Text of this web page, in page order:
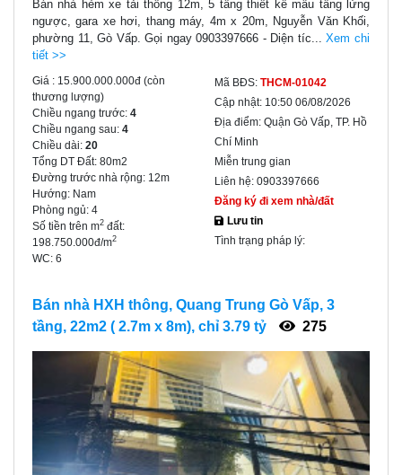
Bán nhà hẻm xe tải thông 12m, 5 tầng thiết kế mẫu tầng lửng
ngược, gara xe hơi, thang máy, 4m x 20m, Nguyễn Văn Khối,
phường 11, Gò Vấp. Gọi ngay 0903397666 - Diện tíc...Xem chi
tiết >>
Giá : 15.900.000.000đ (còn
thương lượng)
Chiều ngang trước: 4
Chiều ngang sau: 4
Chiều dài: 20
Tổng DT Đất: 80m2
Đường trước nhà rộng: 12m
Hướng: Nam
Phòng ngủ: 4
Số tiền trên m2 đất:
198.750.000đ/m2
WC: 6
Mã BĐS: THCM-01042
Cập nhật: 10:50 06/08/2026
Địa điểm: Quận Gò Vấp, TP. Hồ
Chí Minh
Miễn trung gian
Liên hệ: 0903397666
Đăng ký đi xem nhà/đất
Lưu tin
Tình trạng pháp lý:
Bán nhà HXH thông, Quang Trung Gò Vấp, 3
tầng, 22m2 ( 2.7m x 8m), chỉ 3.79 tỷ
275